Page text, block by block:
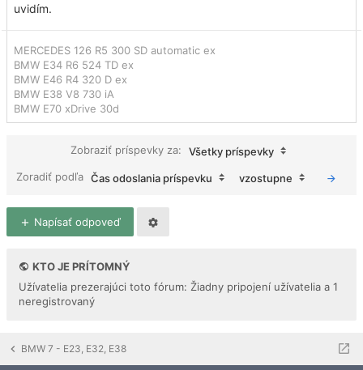
uvidím.
MERCEDES 126 R5 300 SD automatic ex
BMW E34 R6 524 TD ex
BMW E46 R4 320 D ex
BMW E38 V8 730 iA
BMW E70 xDrive 30d
Zobraziť príspevky za:
Všetky príspevky
Zoradiť podľa Čas odoslania príspevku vzostupne
Napísať odpoveď
KTO JE PRÍTOMNÝ
Užívatelia prezerajúci toto fórum: Žiadny pripojení užívatelia a 1
neregistrovaný
BMW 7 - E23, E32, E38